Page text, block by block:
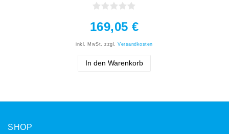
169,05 €
inkl. MwSt. zzgl.Versandkosten
In den Warenkorb
SHOP